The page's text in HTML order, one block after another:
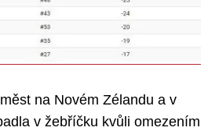
na Novém Zélandu a v
v žebříčku kvůli omezením